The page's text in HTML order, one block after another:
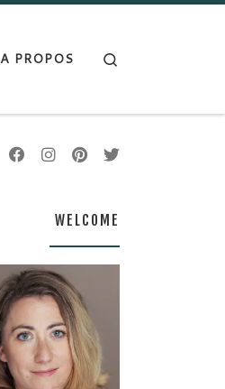
A PROPOS
WELCOME